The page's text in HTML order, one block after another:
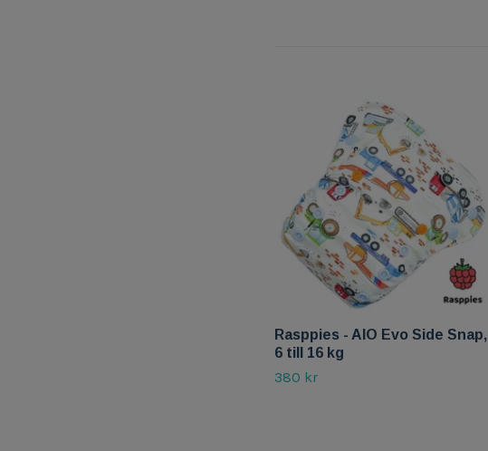
Rasppies - AIO Evo Side Snap,
6 till 16 kg
380 kr